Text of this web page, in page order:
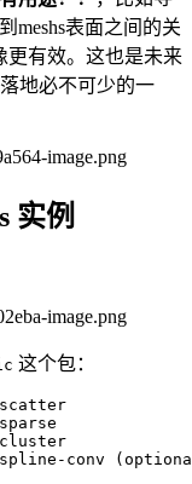
meshs表面之间的关
更有效。这也是未来
地必不可少的一
实例
这个包：
conv